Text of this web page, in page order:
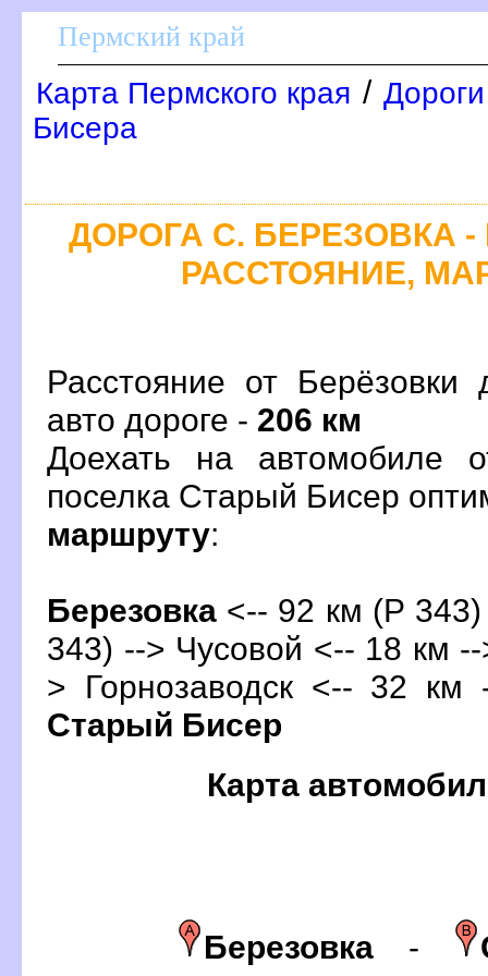
Пермский край
Карта Пермского края /
Бисера
ДОРОГА С. БЕРЕЗОВКА
РАССТОЯНИЕ,
Расстояние от
авто дороге - 206 км
Доехать на автомобиле
поселка Старый Бисер
маршруту:
Березовка <-- 92 км (Р
343) --> Чусовой <-- 18 км
> Горнозаводск <-- 32
Старый Бисер
Карта
Березовка -